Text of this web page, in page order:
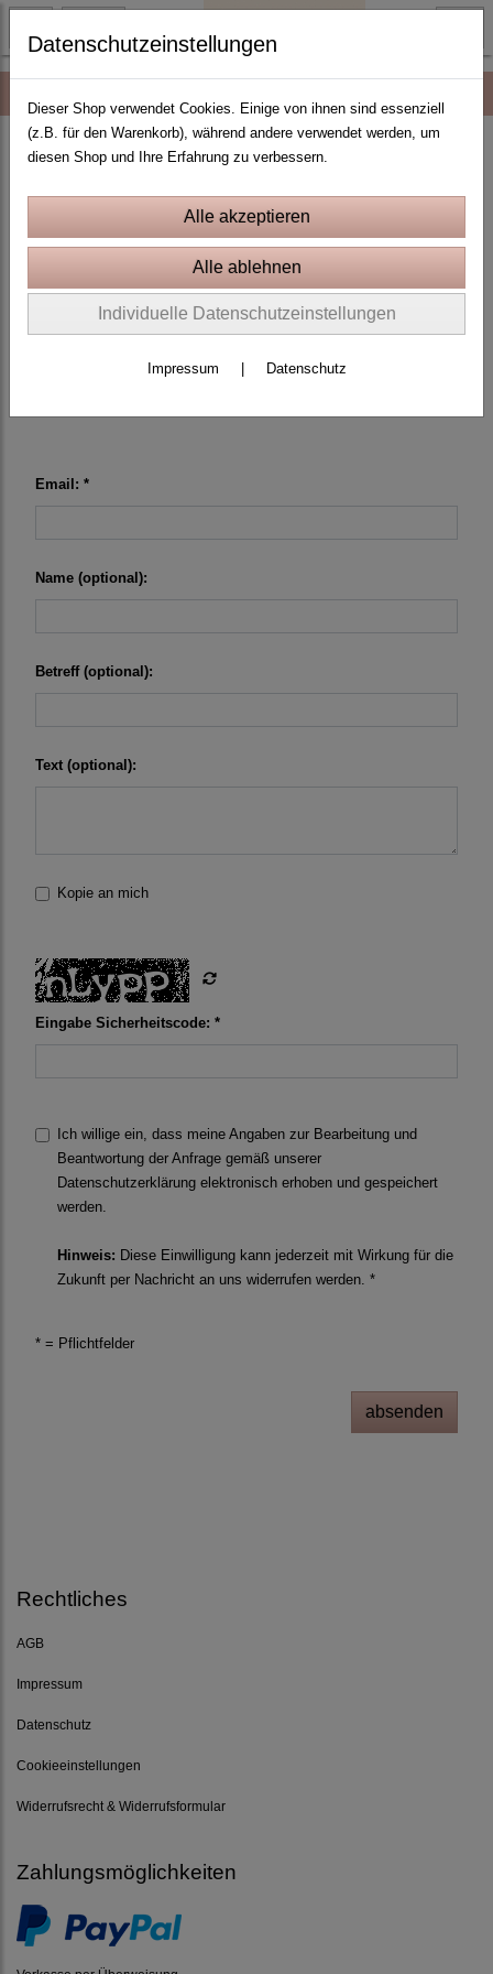
Du hast Fragen, Anregungen oder
möchtest mit mir in Kontakt treten?
Dann schreib mir gerne eine Email
oder nutze ganz bequem das
Kontaktformular direkt auf diese Seite.
Email: shop@liebdank-stick.de
Ich bemühe mich, so schnell wie
Email: *
Name (optional):
Betreff (optional):
Text (optional):
Kopie an mich
Eingabe Sicherheitscode: *
Ich willige ein, dass meine Angaben zur Bearbeitung und
Beantwortung der Anfrage gemäß unserer
Datenschutzerklärung elektronisch erhoben und gespeichert
werden.
Hinweis: Diese Einwilligung kann jederzeit mit Wirkung für die
Zukunft per Nachricht an uns widerrufen werden. *
* = Pflichtfelder
absenden
Rechtliches
AGB
Impressum
Datenschutz
Cookieeinstellungen
Widerrufsrecht & Widerrufsformular
Zahlungsmöglichkeiten
Datenschutzeinstellungen
Dieser Shop verwendet Cookies. Einige von ihnen sind essenziell
(z.B. für den Warenkorb), während andere verwendet werden, um
diesen Shop und Ihre Erfahrung zu verbessern.
Individuelle Datenschutzeinstellungen
Impressum Datenschutz